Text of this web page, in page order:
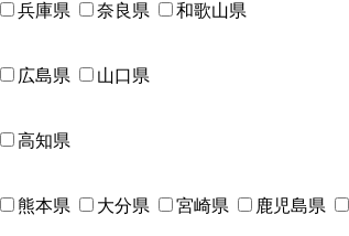
兵庫県 奈良県 和歌山県
広島県 山口県
高知県
熊本県 大分県 宮崎県 鹿児島県